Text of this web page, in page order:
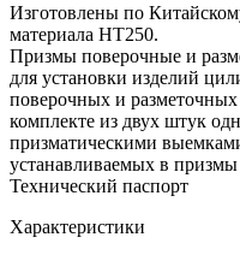
Изготовлены по
материала НТ250.
Призмы поверочные и
для установки изделий
поверочных и
комплекте из двух штук
призматическими
устанавливаемых в
Технический паспорт
Характеристики